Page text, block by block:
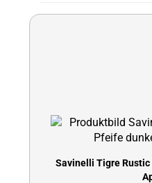
Savinelli Tigre